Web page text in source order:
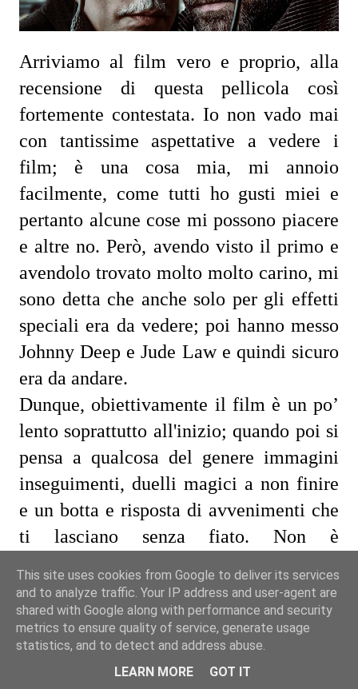
Arriviamo al film vero e proprio, alla
recensione di questa pellicola così
fortemente contestata. Io non vado mai
con tantissime aspettative a vedere i
film; è una cosa mia, mi annoio
facilmente, come tutti ho gusti miei e
pertanto alcune cose mi possono piacere
e altre no. Però, avendo visto il primo e
avendolo trovato molto molto carino, mi
sono detta che anche solo per gli effetti
speciali era da vedere; poi hanno messo
Johnny Deep e Jude Law e quindi sicuro
era da andare.
Dunque, obiettivamente il film è un po’
lento soprattutto all'inizio; quando poi si
pensa a qualcosa del genere immagini
inseguimenti, duelli magici a non finire
e un botta e risposta di avvenimenti che
ti lasciano senza fiato. Non è
fatto pensare a un giallo per come è stato
impostato. Ma non un giallo con quelli
moderni, più simile ai telefilm più
classici come quelli di Poirot o di
This site uses cookies from Google to deliver its services
and to analyze traffic. Your IP address and user-agent are
shared with Google along with performance and security
metrics to ensure quality of service, generate usage
statistics, and to detect and address abuse.
LEARN MORE
GOT IT